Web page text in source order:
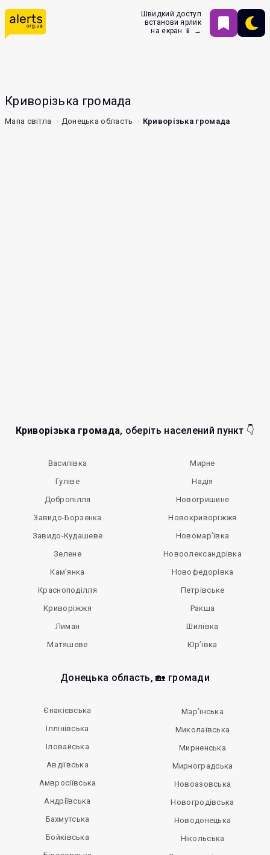
Швидкий доступ
встанови ярлик
на екран 📱 →
Криворізька громада
Мапа світла Донецька область Криворізька громада
Криворізька громада, оберіть населений пункт 👇
Василівка
Гуліве
Добропілля
Завидо-Борзенка
Завидо-Кудашеве
Зелене
Кам’янка
Красноподілля
Криворіжжя
Лиман
Матяшеве
Мирне
Надія
Новогришине
Новокриворіжжя
Новомар’ївка
Новоолександрівка
Новофедорівка
Петрівське
Ракша
Шилівка
Юр’ївка
Донецька область, 🏡 громади
Єнакієвська
Іллінівська
Іловайська
Авдіївська
Амвросіївська
Андріївська
Бахмутська
Бойківська
Мар’їнська
Миколаївська
Мирненська
Мирноградська
Новоазовська
Новогродівська
Новодонецька
Нікольська